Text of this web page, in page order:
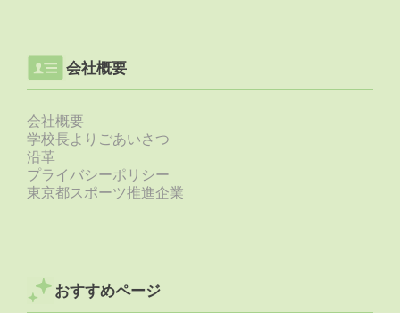
会社概要
会社概要
学校長よりごあいさつ
沿革
プライバシーポリシー
東京都スポーツ推進企業
おすすめページ